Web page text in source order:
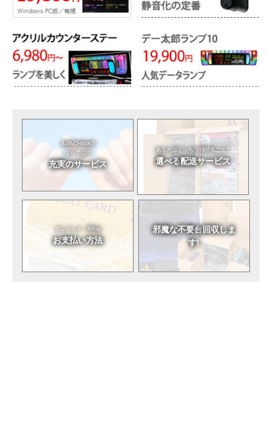
A-PACHINKO
ならではの
充実のサービス
あなたはどっち?分割?丸ごと?
選べる配送サービス
クレジット・RPay
お支払い方法
邪魔な不要台回収しま
す!